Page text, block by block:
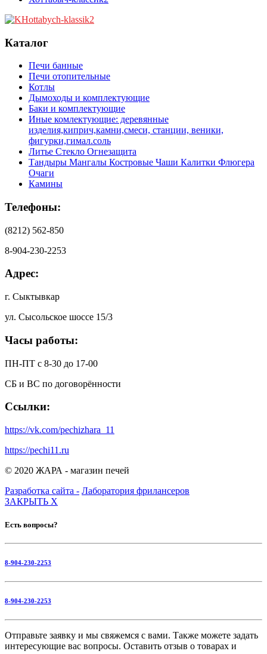
Каталог
Печи банные
Печи отопительные
Котлы
Дымоходы и комплектующие
Баки и комплектующие
Иные комлектующие: деревянные
изделия,киприч,камни,смеси, станции, веники,
фигурки,гимал.соль
Литье Стекло Огнезащита
Тандыры Мангалы Костровые Чаши Калитки Флюгера
Очаги
Камины
Телефоны:
(8212) 562-850
8-904-230-2253
Адрес:
г. Сыктывкар
ул. Сысольское шоссе 15/3
Часы работы:
ПН-ПТ с 8-30 до 17-00
СБ и ВС по договорённости
Ссылки:
https://vk.com/pechizhara_11
https://pechi11.ru
© 2020 ЖАРА - магазин печей
Разработка сайта - Лаборатория фрилансеров
ЗАКРЫТЬ X
Есть вопросы?
8-904-230-2253
8-904-230-2253
Отправьте заявку и мы свяжемся с вами. Также можете задать
интересующие вас вопросы. Оставить отзыв о товарах и